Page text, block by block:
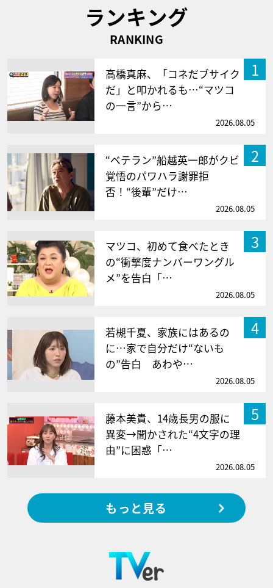
ランキング
RANKING
1
高橋真麻、「コネだブサイク
だ」と叩かれるも…“マツコ
の一言”から…
2026.08.05
2
“ベテラン”船越英一郎がクビ
覚悟のパワハラ謝罪拒
否！“後輩”だけ…
2026.08.05
3
マツコ、初めて食べたとき
の“衝撃度ナンバーワングル
メ”を告白「…
2026.08.05
4
若槻千夏、家族にはあるの
に…家で自分だけ“ないも
の”告白 あわや…
2026.08.05
5
藤本美貴、14歳長男の服に
異変→聞かされた“4文字の理
由”に困惑「…
2026.08.05
もっと見る